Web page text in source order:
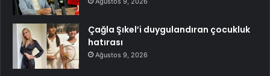
Çağla Şıkel’i duygulandıran çocukluk
hatırası
Ağustos 9, 2026